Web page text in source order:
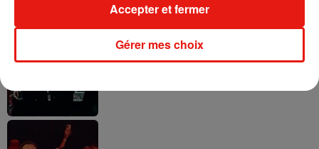
Swedish House Mafia et Lykke Li
Gérer mes choix
Accepter et fermer